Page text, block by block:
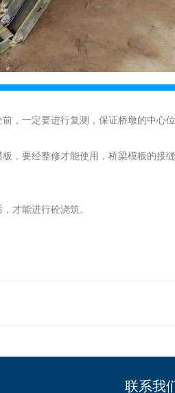
，一定要进行复测，保证桥墩的中心
，要经整修才能使用，桥梁模板的接
才能进行砼浇筑。
联系我